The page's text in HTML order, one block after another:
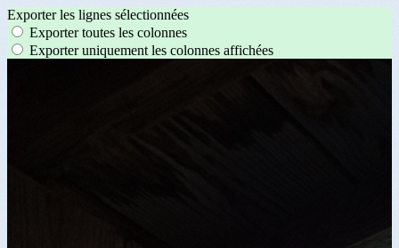
Exporter les lignes sélectionnées
Exporter toutes les colonnes
Exporter uniquement les colonnes affichées